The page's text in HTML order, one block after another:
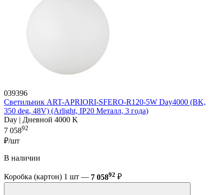
039396
Светильник ART-APRIORI-SFERO-R120-5W Day4000 (BK,
350 deg, 48V) (Arlight, IP20 Металл, 3 года)
Day | Дневной 4000 K
7 05892
₽/шт
В наличии
Коробка (картон) 1 шт — 7 05892 ₽